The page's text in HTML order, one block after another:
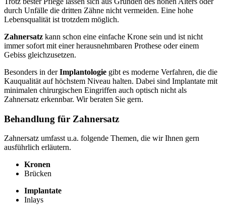
durch Unfälle die dritten Zähne nicht vermeiden. Eine hohe
Lebensqualität ist trotzdem möglich.
Zahnersatz kann schon eine einfache Krone sein und ist nicht
immer sofort mit einer herausnehmbaren Prothese oder einem
Gebiss gleichzusetzen.
Besonders in derImplantologie gibt es moderne Verfahren, die die
Kauqualität auf höchstem Niveau halten. Dabei sind Implantate mit
minimalen chirurgischen Eingriffen auch optisch nicht als
Zahnersatz erkennbar. Wir beraten Sie gern.
Behandlung für Zahnersatz
Zahnersatz umfasst u.a. folgende Themen, die wir Ihnen gern
ausführlich erläutern.
Kronen
Brücken
Implantate
Inlays